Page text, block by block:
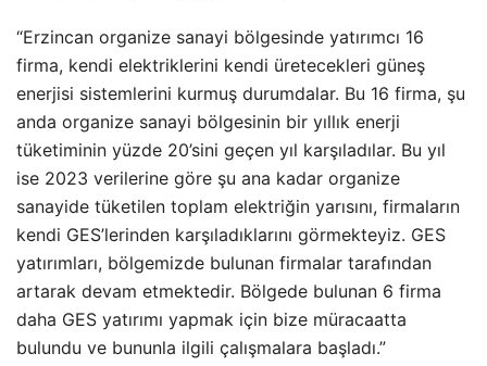
“Erzincan organize sanayi bölgesinde yatırımcı 16
firma, kendi elektriklerini kendi üretecekleri güneş
enerjisi sistemlerini kurmuş durumdalar. Bu 16 firma, şu
anda organize sanayi bölgesinin bir yıllık enerji
tüketiminin yüzde 20’sini geçen yıl karşıladılar. Bu yıl
ise 2023 verilerine göre şu ana kadar organize
sanayide tüketilen toplam elektriğin yarısını, firmaların
kendi GES’lerinden karşıladıklarını görmekteyiz. GES
yatırımları, bölgemizde bulunan firmalar tarafından
artarak devam etmektedir. Bölgede bulunan 6 firma
daha GES yatırımı yapmak için bize müracaatta
bulundu ve bununla ilgili çalışmalara başladı.”